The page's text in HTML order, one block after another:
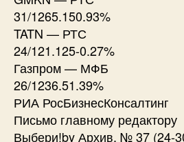
31/1265.150.93%
TATN — РТС
24/121.125-0.27%
Газпром — МФБ
26/1236.51.39%
РИА РосБизнесКонсалтинг
Письмо главному редактору
Выбери!by Архив. № 37 (24-